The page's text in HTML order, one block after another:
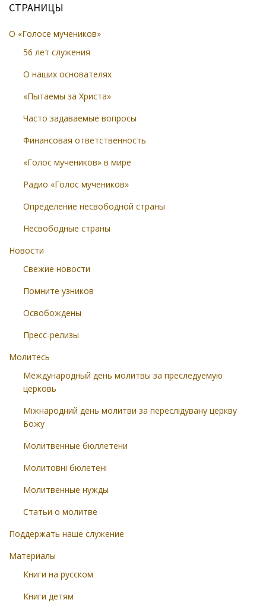
СТРАНИЦЫ
О «Голосе мучеников»
56 лет служения
О наших основателях
«Пытаемы за Христа»
Часто задаваемые вопросы
Финансовая ответственность
«Голос мучеников» в мире
Радио «Голос мучеников»
Определение несвободной страны
Несвободные страны
Новости
Свежие новости
Помните узников
Освобождены
Пресс-релизы
Молитесь
Международный день молитвы за преследуемую
церковь
Міжнародний день молитви за переслідувану церкву
Божу
Молитвенные бюллетени
Молитовні бюлетені
Молитвенные нужды
Статьи о молитве
Поддержать наше служение
Материалы
Книги на русском
Книги детям